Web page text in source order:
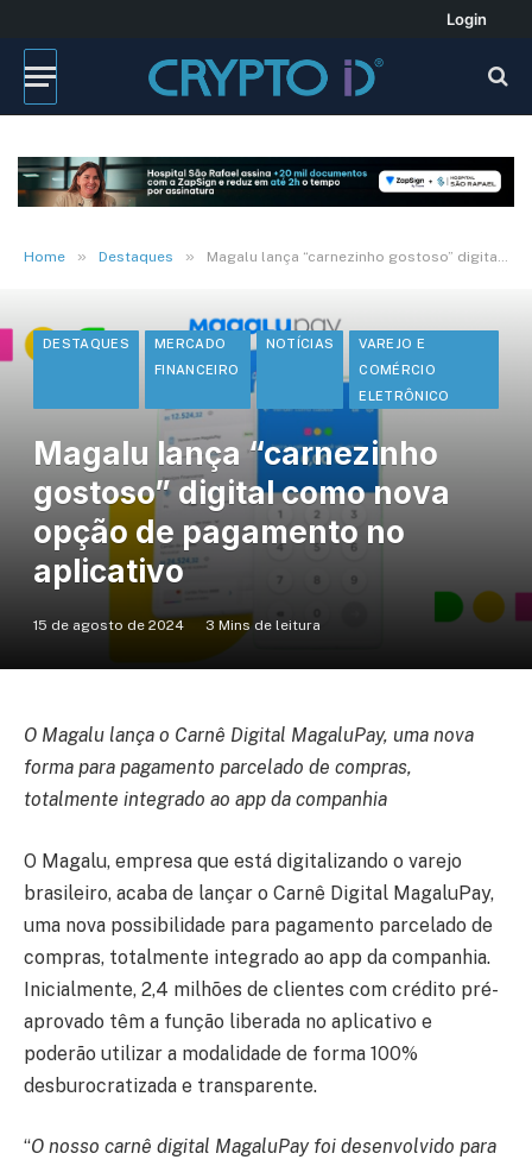
Login
Home » Destaques » Magalu lança “carnezinho gostoso” digital como nova opção de pagamento no aplicativo
DESTAQUES
MERCADO
FINANCEIRO
NOTÍCIAS
VAREJO E
COMÉRCIO
ELETRÔNICO
Magalu lança “carnezinho
gostoso” digital como nova
opção de pagamento no
aplicativo
15 de agosto de 2024 3 Mins de leitura
O Magalu lança o Carnê Digital MagaluPay, uma nova
forma para pagamento parcelado de compras,
totalmente integrado ao app da companhia
O Magalu, empresa que está digitalizando o varejo
brasileiro, acaba de lançar o Carnê Digital MagaluPay,
uma nova possibilidade para pagamento parcelado de
compras, totalmente integrado ao app da companhia.
Inicialmente, 2,4 milhões de clientes com crédito pré-
aprovado têm a função liberada no aplicativo e
poderão utilizar a modalidade de forma 100%
desburocratizada e transparente.
“O nosso carnê digital MagaluPay foi desenvolvido para